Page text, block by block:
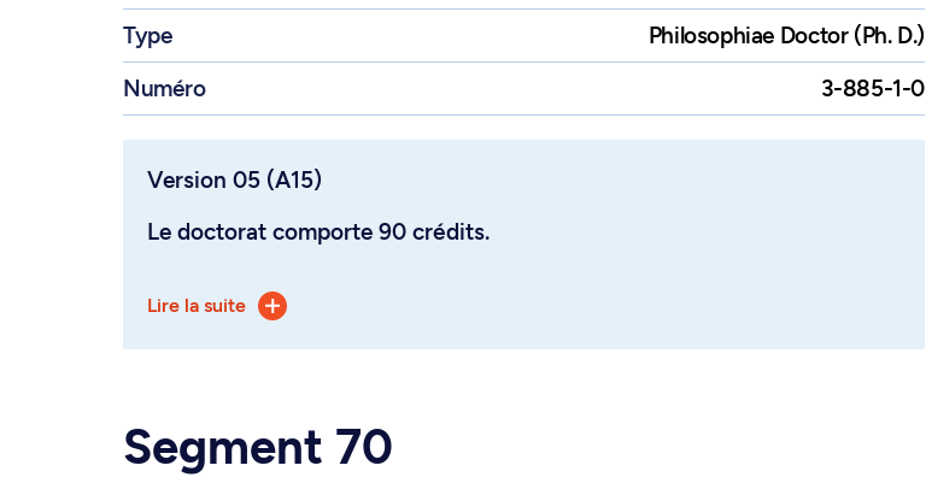
Type
Philosophiae Doctor (Ph. D.)
Numéro
3-885-1-0
Version 05 (A15)
Le doctorat comporte 90 crédits.
grade canonique et, s'il satisfait aux exigences des deux programmes,
obtenir les deux grades.
cours préparatoire REL6310 Interprétation théologique et biblique
imposé à l'étudiant qui n'a pas fait ses études de 2
Lire la suite
Segment 70